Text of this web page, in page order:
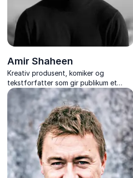
Amir Shaheen
Kreativ produsent, komiker og
tekstforfatter som gir publikum et
annerledes foredrag fylt med humor
og alvor.